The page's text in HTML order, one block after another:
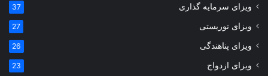
ویزای سرمایه گذاری 37
ویزای توریستی 27
ویزای پناهندگی 26
ویزای ازدواج 23